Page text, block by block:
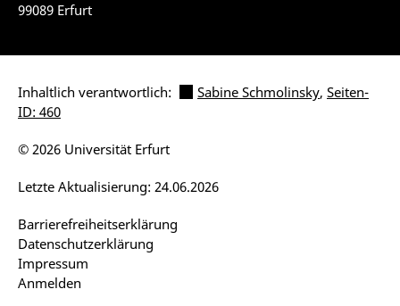
99089 Erfurt
Inhaltlich verantwortlich: Sabine Schmolinsky, Seiten-
ID: 460
Barrierefreiheitserklärung
Datenschutzerklärung
Impressum
Anmelden
Letzte Aktualisierung: 24.06.2026
© 2026 Universität Erfurt